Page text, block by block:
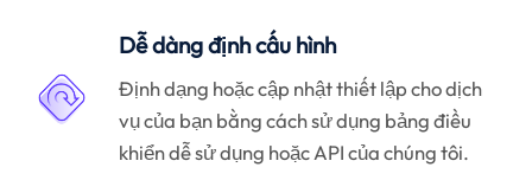
Dễ dàng định cấu hình
Định dạng hoặc cập nhật thiết lập cho dịch
vụ của bạn bằng cách sử dụng bảng điều
khiển dễ sử dụng hoặc API của chúng tôi.